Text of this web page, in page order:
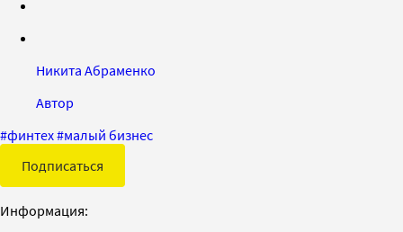
Никита Абраменко
Автор
#финтех#малый бизнес
Подписаться
Информация: